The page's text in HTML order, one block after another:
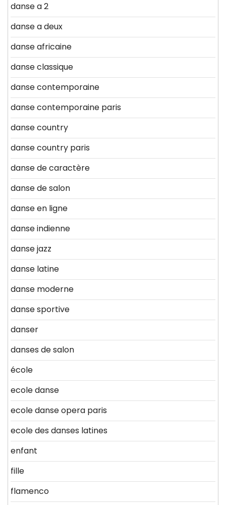
danse a 2
danse a deux
danse africaine
danse classique
danse contemporaine
danse contemporaine paris
danse country
danse country paris
danse de caractère
danse de salon
danse en ligne
danse indienne
danse jazz
danse latine
danse moderne
danse sportive
danser
danses de salon
école
ecole danse
ecole danse opera paris
ecole des danses latines
enfant
fille
flamenco